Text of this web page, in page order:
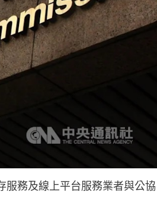
服務及線上平台服務業者與公協